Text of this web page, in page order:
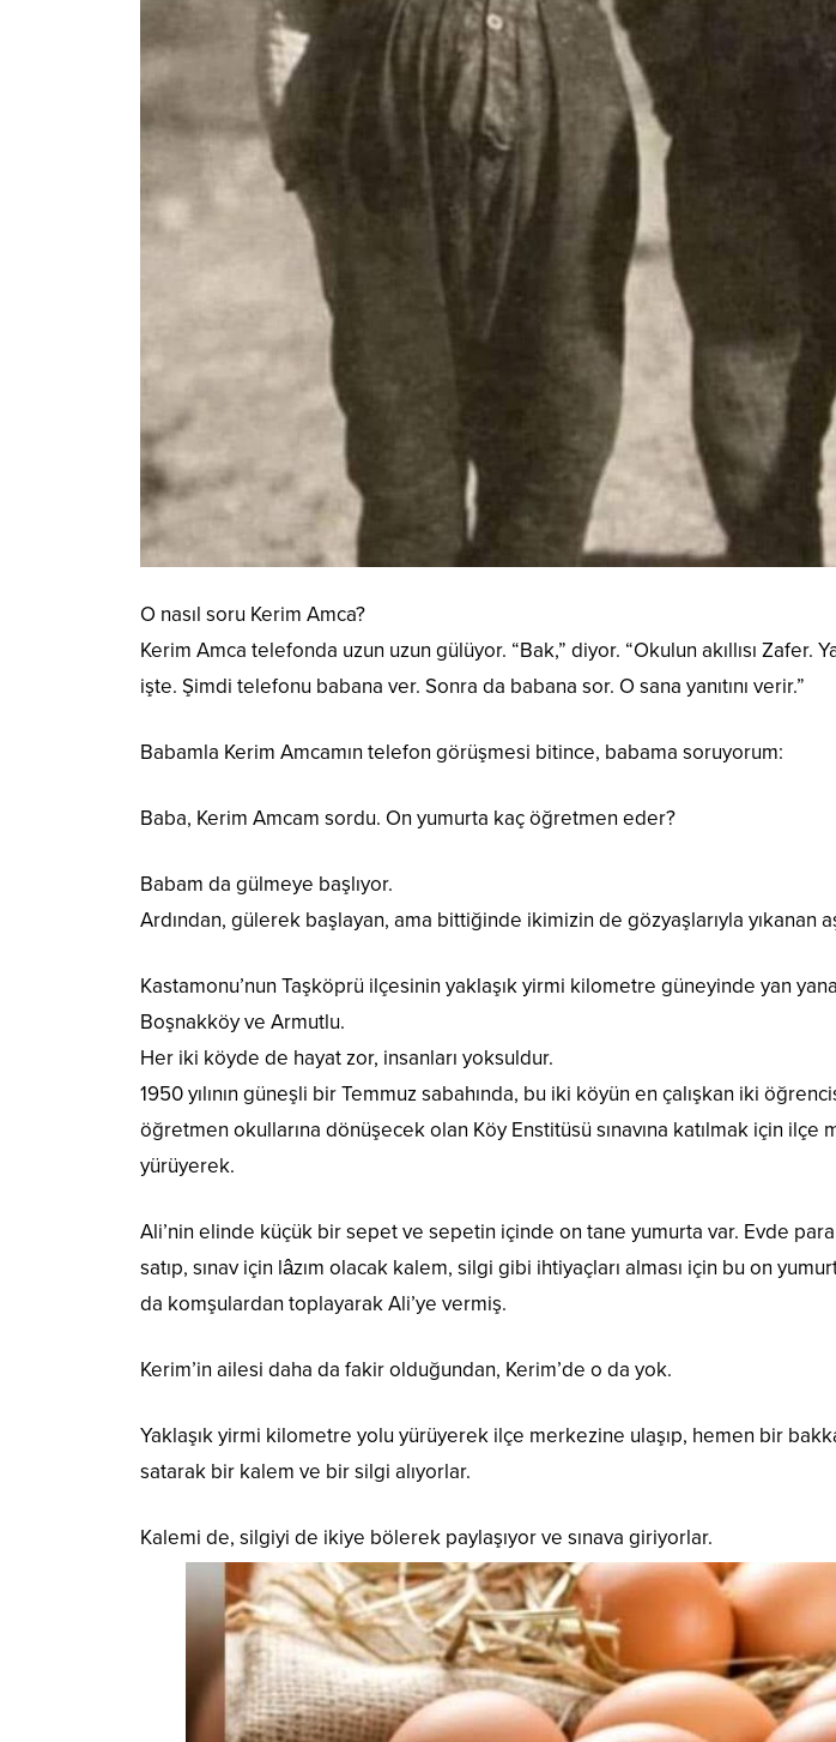
O nasıl soru Kerim Amca?
Kerim Amca telefonda uzun uzun gülüyor. “Bak,” diyor. “Okulun akıllısı Zafer.
işte. Şimdi telefonu babana ver. Sonra da babana sor. O sana yanıtını verir.”
Babamla Kerim Amcamın telefon görüşmesi bitince, babama soruyorum:
Baba, Kerim Amcam sordu. On yumurta kaç öğretmen eder?
Babam da gülmeye başlıyor.
Ardından, gülerek başlayan, ama bittiğinde ikimizin de gözyaşlarıyla yıkanan
Kastamonu’nun Taşköprü ilçesinin yaklaşık yirmi kilometre güneyinde yan
Boşnakköy ve Armutlu.
Her iki köyde de hayat zor, insanları yoksuldur.
1950 yılının güneşli bir Temmuz sabahında, bu iki köyün en çalışkan iki
öğretmen okullarına dönüşecek olan Köy Enstitüsü sınavına katılmak için ilçe
yürüyerek.
Ali’nin elinde küçük bir sepet ve sepetin içinde on tane yumurta var. Evde
satıp, sınav için lâzım olacak kalem, silgi gibi ihtiyaçları alması için bu on
da komşulardan toplayarak Ali’ye vermiş.
Kerim’in ailesi daha da fakir olduğundan, Kerim’de o da yok.
Yaklaşık yirmi kilometre yolu yürüyerek ilçe merkezine ulaşıp, hemen bir
satarak bir kalem ve bir silgi alıyorlar.
Kalemi de, silgiyi de ikiye bölerek paylaşıyor ve sınava giriyorlar.